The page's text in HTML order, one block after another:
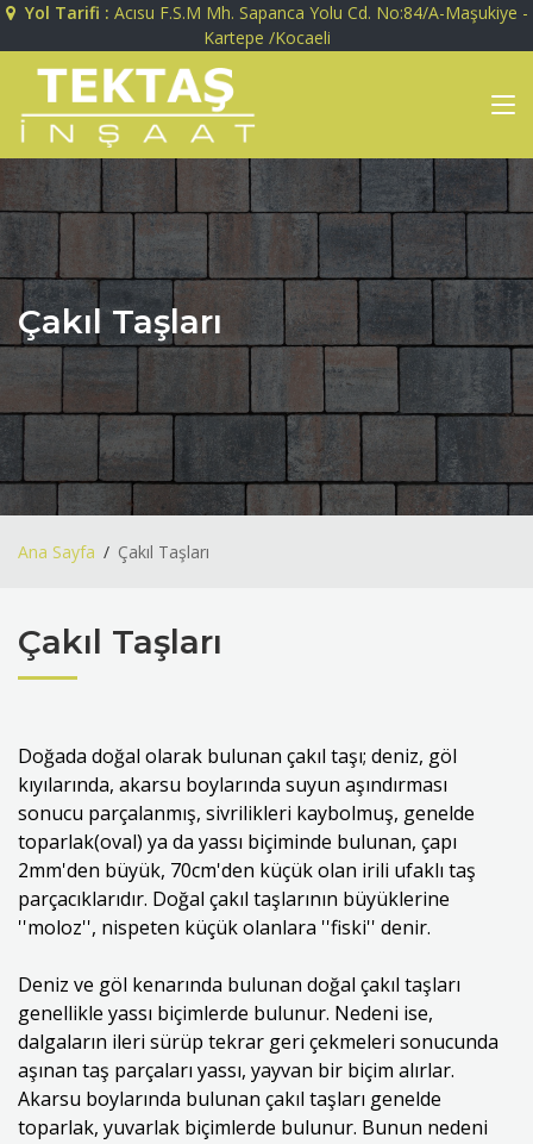
Yol Tarifi : Acısu F.S.M Mh. Sapanca Yolu Cd. No:84/A-Maşukiye -
Kartepe /Kocaeli
Çakıl Taşları
Ana Sayfa Çakıl Taşları
Çakıl Taşları
Doğada doğal olarak bulunan çakıl taşı; deniz, göl
kıyılarında, akarsu boylarında suyun aşındırması
sonucu parçalanmış, sivrilikleri kaybolmuş, genelde
toparlak(oval) ya da yassı biçiminde bulunan, çapı
2mm'den büyük, 70cm'den küçük olan irili ufaklı taş
parçacıklarıdır. Doğal çakıl taşlarının büyüklerine
''moloz'', nispeten küçük olanlara ''fiski'' denir.
Deniz ve göl kenarında bulunan doğal çakıl taşları
genellikle yassı biçimlerde bulunur. Nedeni ise,
dalgaların ileri sürüp tekrar geri çekmeleri sonucunda
aşınan taş parçaları yassı, yayvan bir biçim alırlar.
Akarsu boylarında bulunan çakıl taşları genelde
toparlak, yuvarlak biçimlerde bulunur. Bunun nedeni